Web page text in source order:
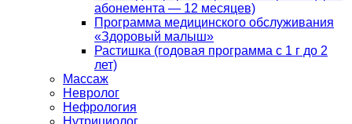
абонемента — 12 месяцев)
Программа медицинского обслуживания
«Здоровый малыш»
Растишка (годовая программа с 1 г до 2
лет)
Массаж
Невролог
Нефрология